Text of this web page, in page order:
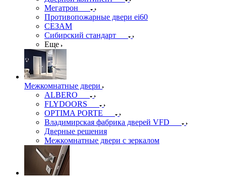
Мегатрон
Противопожарные двери ei60
СЕЗАМ
Сибирский стандарт
Еще
Межкомнатные двери
ALBERO
FLYDOORS
OPTIMA PORTE
Владимирская фабрика дверей VFD
Дверные решения
Межкомнатные двери c зеркалом